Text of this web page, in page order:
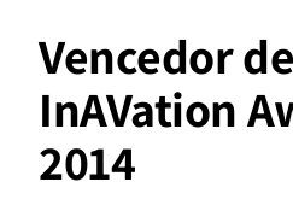
Vencedor
InAVation
2014